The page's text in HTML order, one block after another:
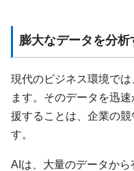
膨大なデータを分析
現代のビジネス環境で
ます。そのデータを迅
援することは、企業の
す。
AIは、大量のデータか